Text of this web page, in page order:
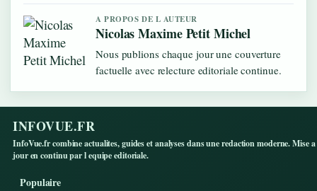
A PROPOS DE L AUTEUR
Nicolas Maxime Petit Michel
Nous publions chaque jour une couverture
factuelle avec relecture editoriale continue.
INFOVUE.FR
InfoVue.fr combine actualites, guides et analyses dans une redaction moderne. Mise a
jour en continu par l equipe editoriale.
Populaire